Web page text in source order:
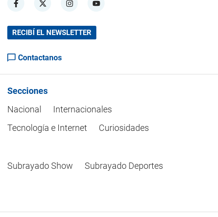
RECIBÍ EL NEWSLETTER
Contactanos
Secciones
Nacional
Internacionales
Tecnología e Internet
Curiosidades
Subrayado Show Subrayado Deportes